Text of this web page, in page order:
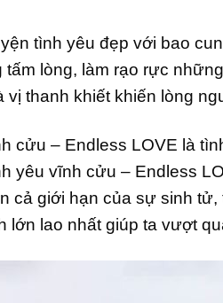
tình yêu đẹp với bao
tấm lòng, làm rạo rực
vị thanh khiết khiến lòng
cửu – Endless LOVE là
yêu vĩnh cửu – Endless
cả giới hạn của sự sinh
lớn lao nhất giúp ta vượt